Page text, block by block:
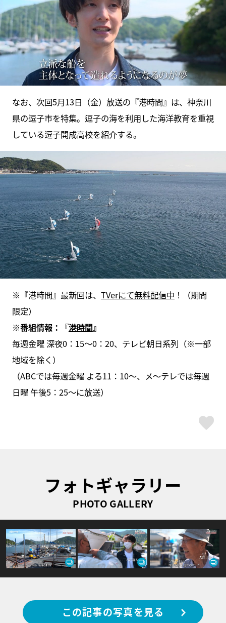
なお、次回5月13日（金）放送の『港時間』は、神奈川
県の逗子市を特集。逗子の海を利用した海洋教育を重視
している逗子開成高校を紹介する。
※『港時間』最新回は、 TVerにて無料配信中 ！（期間
限定）
※番組情報：『港時間』
毎週金曜 深夜0：15～0：20、テレビ朝日系列（※一部
地域を除く）
（ABCでは毎週金曜 よる11：10～、メ～テレでは毎週
日曜 午後5：25～に放送）
フォトギャラリー
PHOTO GALLERY
この記事の写真を見る